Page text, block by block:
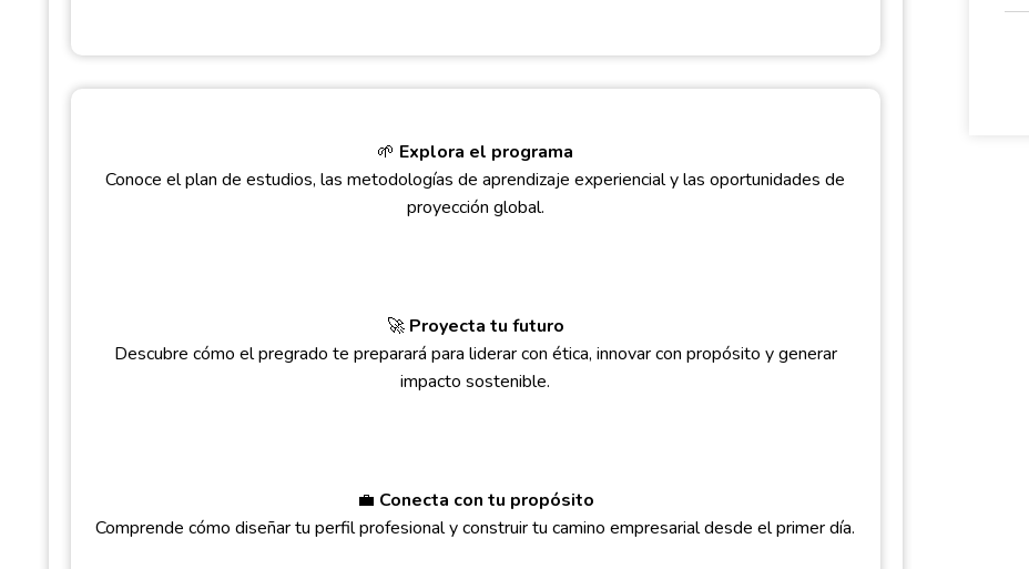
🌱 Explora el programa
Conoce el plan de estudios, las metodologías de aprendizaje experiencial y las oportunidades de
proyección global.
🚀 Proyecta tu futuro
Descubre cómo el pregrado te preparará para liderar con ética, innovar con propósito y generar
impacto sostenible.
💼 Conecta con tu propósito
Comprende cómo diseñar tu perfil profesional y construir tu camino empresarial desde el primer día.